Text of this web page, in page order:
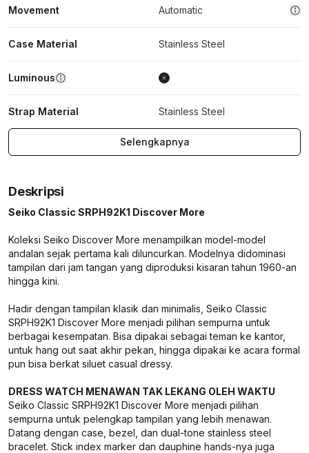
Movement Automatic
Case Material Stainless Steel
Luminous
Strap Material Stainless Steel
Selengkapnya
Deskripsi
Seiko Classic SRPH92K1 Discover More
Koleksi Seiko Discover More menampilkan model-model
andalan sejak pertama kali diluncurkan. Modelnya didominasi
tampilan dari jam tangan yang diproduksi kisaran tahun 1960-an
hingga kini.
Hadir dengan tampilan klasik dan minimalis, Seiko Classic
SRPH92K1 Discover More menjadi pilihan sempurna untuk
berbagai kesempatan. Bisa dipakai sebagai teman ke kantor,
untuk hang out saat akhir pekan, hingga dipakai ke acara formal
pun bisa berkat siluet casual dressy.
DRESS WATCH MENAWAN TAK LEKANG OLEH WAKTU
Seiko Classic SRPH92K1 Discover More menjadi pilihan
sempurna untuk pelengkap tampilan yang lebih menawan.
Datang dengan case, bezel, dan dual-tone stainless steel
bracelet. Stick index marker dan dauphine hands-nya juga